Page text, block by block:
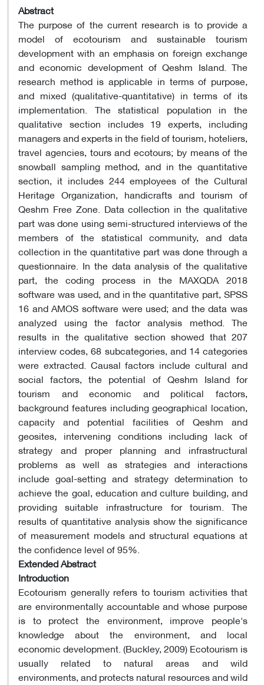
Abstract
The purpose of the current research is to provide a
model of ecotourism and sustainable tourism
development with an emphasis on foreign exchange
and economic development of Qeshm Island. The
research method is applicable in terms of purpose,
and mixed (qualitative-quantitative) in terms of its
implementation. The statistical population in the
qualitative section includes 19 experts, including
managers and experts in the field of tourism, hoteliers,
travel agencies, tours and ecotours; by means of the
snowball sampling method, and in the quantitative
section, it includes 244 employees of the Cultural
Heritage Organization, handicrafts and tourism of
Qeshm Free Zone. Data collection in the qualitative
part was done using semi-structured interviews of the
members of the statistical community, and data
collection in the quantitative part was done through a
questionnaire. In the data analysis of the qualitative
part, the coding process in the MAXQDA 2018
software was used, and in the quantitative part, SPSS
16 and AMOS software were used; and the data was
analyzed using the factor analysis method. The
results in the qualitative section showed that 207
interview codes, 68 subcategories, and 14 categories
were extracted. Causal factors include cultural and
social factors, the potential of Qeshm Island for
tourism and economic and political factors,
background features including geographical location,
capacity and potential facilities of Qeshm and
geosites, intervening conditions including lack of
strategy and proper planning and infrastructural
problems as well as strategies and interactions
include goal-setting and strategy determination to
achieve the goal, education and culture building, and
providing suitable infrastructure for tourism. The
results of quantitative analysis show the significance
of measurement models and structural equations at
the confidence level of 95%.
Extended Abstract
Introduction
Ecotourism generally refers to tourism activities that
are environmentally accountable and whose purpose
is to protect the environment, improve people's
knowledge about the environment, and local
economic development. (Buckley, 2009) Ecotourism is
usually related to natural areas and wild
environments, and protects natural resources and wild